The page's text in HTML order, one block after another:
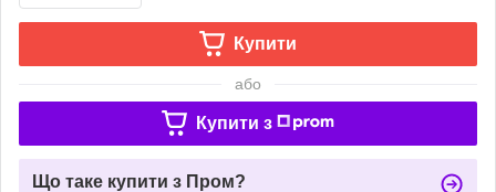
Купити
або
Купити з
Що таке купити з Пром?